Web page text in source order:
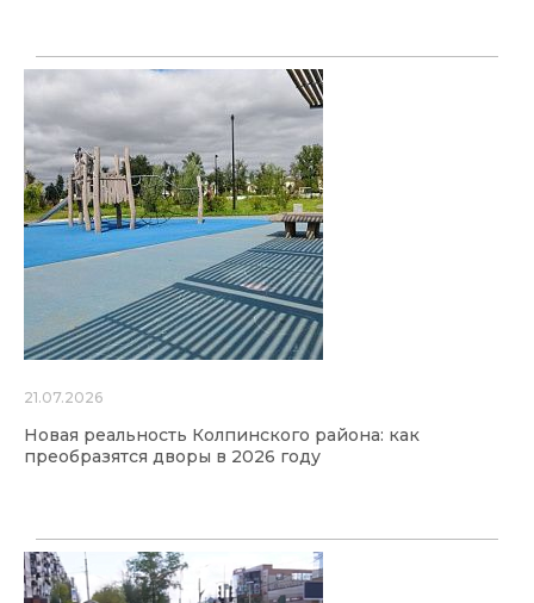
21.07.2026
Новая реальность Колпинского района: как
преобразятся дворы в 2026 году